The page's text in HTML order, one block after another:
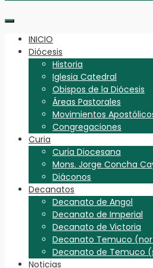
INICIO
Diócesis
Historia
Iglesia Catedral
Obispos de la Diócesis
Áreas Pastorales
Movimientos
Congregaciones
Curia
Curia Diocesana
Mons. Jorge Concha
Diáconos
Decanatos
Decanato de Angol
Decanato de Imperial
Decanato de Victoria
Decanato Temuco
Decanato de Temuco
Noticias